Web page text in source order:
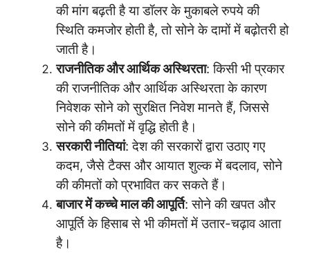
की मांग बढ़ती है या डॉलर के मुकाबले रुपये की
स्थिति कमजोर होती है, तो सोने के दामों में बढ़ोतरी हो
जाती है।
राजनीतिक और आर्थिक अस्थिरता: किसी भी प्रकार
की राजनीतिक और आर्थिक अस्थिरता के कारण
निवेशक सोने को सुरक्षित निवेश मानते हैं, जिससे
सोने की कीमतों में वृद्धि होती है।
सरकारी नीतियां: देश की सरकारों द्वारा उठाए गए
कदम, जैसे टैक्स और आयात शुल्क में बदलाव, सोने
की कीमतों को प्रभावित कर सकते हैं।
बाजार में कच्चे माल की आपूर्ति: सोने की खपत और
आपूर्ति के हिसाब से भी कीमतों में उतार-चढ़ाव आता
है।